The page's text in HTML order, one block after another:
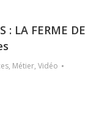
: LA FERME DE
, Métier, Vidéo